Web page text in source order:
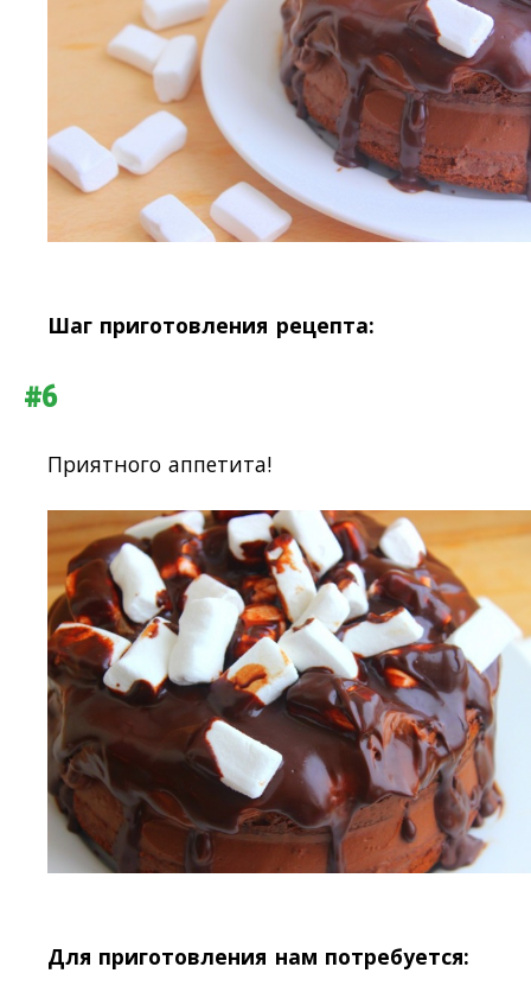
Шаг приготовления рецепта:
#6
Приятного аппетита!
Для приготовления нам потребуется: